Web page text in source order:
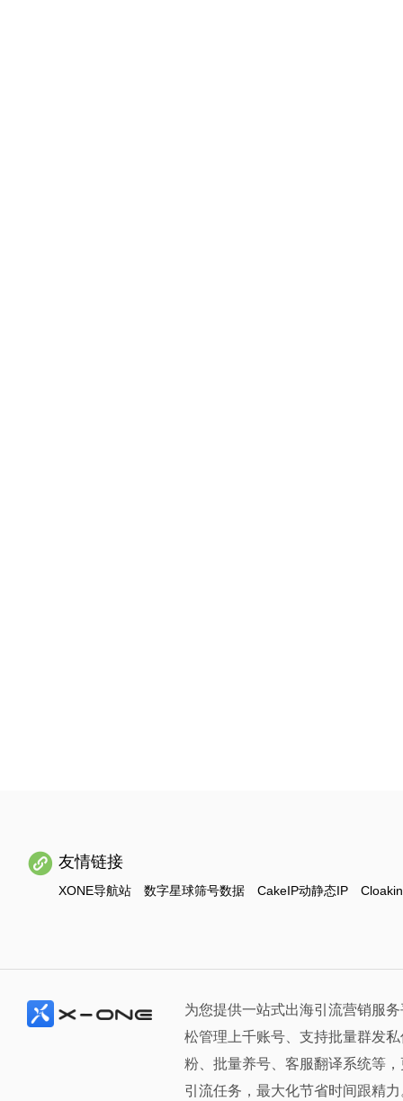
友情链接
XONE导航站 数字星球筛号数据 CakeIP动静态IP
为您提供一站式出海引流营销服
松管理上千账号、支持批量群发
粉、批量养号、客服翻译系统等
引流任务，最大化节省时间跟精力